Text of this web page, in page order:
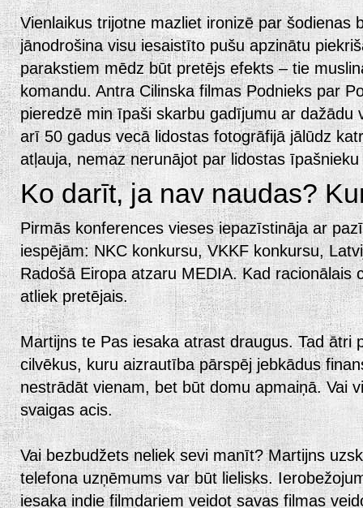
Vienlaikus trijotne mazliet ironizē par šodienas
jānodrošina visu iesaistīto pušu apzinātu
parakstiem mēdz būt pretējs efekts – tie
komandu. Antra Cilinska filmas Podnieks par
pieredzē min īpaši skarbu gadījumu ar dažādu
arī 50 gadus vecā lidostas fotogrāfijā jālūdz
atļauja, nemaz nerunājot par lidostas
Ko darīt, ja nav naudas?
Pirmās konferences vieses iepazīstināja ar
iespējām: NKC konkursu, VKKF konkursu,
Radošā Eiropa atzaru MEDIA. Kad racionālais
atliek pretējais.
Martijns te Pas iesaka atrast draugus. Tad ātri
cilvēkus, kuru aizrautība pārspēj jebkādus
nestrādāt vienam, bet būt domu apmaiņā. Vai
svaigas acis.
Vai bezbudžets neliek sevi manīt? Martijns
telefona uzņēmums var būt lielisks.
iesaka indie filmdariem veidot savas filmas